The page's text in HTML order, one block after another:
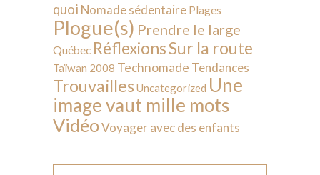
quoi Nomade sédentaire Plages
Plogue(s) Prendre le large
Québec RéflexionsSur la route
Taïwan 2008 Technomade Tendances
Trouvailles Uncategorized Une
image vaut mille mots
VidéoVoyager avec des enfants